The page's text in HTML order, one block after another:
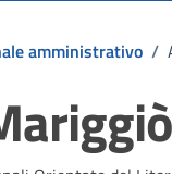
amministrativo /